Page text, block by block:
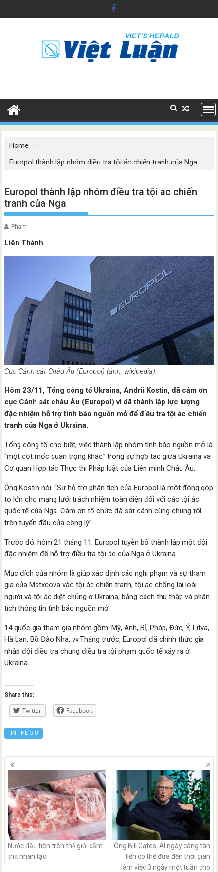
to
Home
Europol thành lập nhóm điều tra tội ác chiến tranh của Nga
Europol thành lập nhóm điều tra tội ác chiến
tranh của Nga
Pham
Liên Thành
Cục Cảnh sát Châu Âu (Europol) (ảnh: wikipedia).
Hôm 23/11, Tổng công tố Ukraina, Andrii Kostin, đã cảm ơn
cục Cảnh sát châu Âu (Europol) vì đã thành lập lực lượng
đặc nhiệm hỗ trợ tình báo nguồn mở để điều tra tội ác chiến
tranh của Nga ở Ukraina.
Tổng công tố cho biết, việc thành lập nhóm tình báo nguồn mở là
“một cột mốc quan trọng khác” trong sự hợp tác giữa Ukraina và
Cơ quan Hợp tác Thực thi Pháp luật của Liên minh Châu Âu.
Ông Kostin nói: “Sự hỗ trợ phân tích của Europol là một đóng góp
to lớn cho mạng lưới trách nhiệm toàn diện đối với các tội ác
quốc tế của Nga. Cảm ơn tổ chức đã sát cánh cùng chúng tôi
trên tuyến đầu của công lý”.
Trước đó, hôm 21 tháng 11, Europoltuyên bố thành lập một đội
đặc nhiệm để hỗ trợ điều tra tội ác của Nga ở Ukraina.
Mục đích của nhóm là giúp xác định các nghi phạm và sự tham
gia của Matxcova vào tội ác chiến tranh, tội ác chống lại loài
người và tội ác diệt chủng ở Ukraina, bằng cách thu thập và phân
tích thông tin tình báo nguồn mở.
14 quốc gia tham gia nhóm gồm: Mỹ, Anh, Bỉ, Pháp, Đức, Ý, Litva,
Hà Lan, Bồ Đào Nha, vv.Tháng trước, Europol đã chính thức gia
nhậpđội điều tra chung điều tra tội phạm quốc tế xảy ra ở
Ukraina.
Share this:
Twitter Facebook
TIN THẾ GIỚI
Posts
navigation
Nước đầu tiên trên thế giới cấm
thịt nhân tạo
Ông Bill Gates: AI ngày càng tân
tiến có thể đưa đến thời gian
làm việc 3 ngày một tuần cho